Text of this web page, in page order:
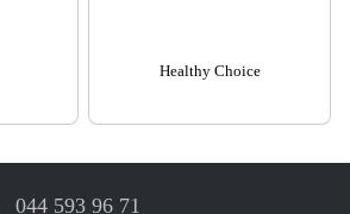
Healthy Choice
044 593 96 71